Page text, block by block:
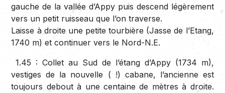
gauche de la vallée d’Appy puis descend légèrement
vers un petit ruisseau que l’on traverse.
Laisse à droite une petite tourbière (Jasse de l’Etang,
1740 m) et continuer vers le Nord-N.E.
1.45 :Collet au Sud de l’étang d’Appy (1734 m),
vestiges de la nouvelle ( !) cabane, l’ancienne est
toujours debout à une centaine de mètres à droite.